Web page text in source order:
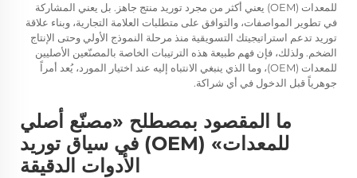
للمعدات (OEM) يعني أكثر من مجرد توريد منتج جاهز. بل يعني المشاركة
في تطوير المواصفات، والتوافق على متطلبات العلامة التجارية، وبناء علاقة
توريد تدعم استراتيجيتك التسويقية منذ مرحلة النموذج الأولي وحتى الإنتاج
الضخم. ولذلك، فإن فهم طبيعة هذه الترتيبات الخاصة بالمصنّعين الأصليين
للمعدات (OEM)، وما الذي ينبغي الانتباه إليه عند اختيار المورد، يُعد أمراً
جوهرياً قبل الدخول في أي شراكة.
ما المقصود بمصطلح «مصنّع أصلي
للمعدات» (OEM) في سياق توريد
الأدوات الدقيقة